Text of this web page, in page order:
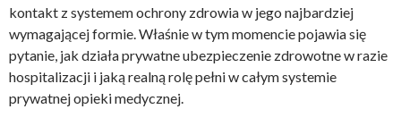
kontakt z systemem ochrony zdrowia w jego najbardziej
wymagającej formie. Właśnie w tym momencie pojawia się
pytanie, jak działa prywatne ubezpieczenie zdrowotne w razie
hospitalizacji i jaką realną rolę pełni w całym systemie
prywatnej opieki medycznej.